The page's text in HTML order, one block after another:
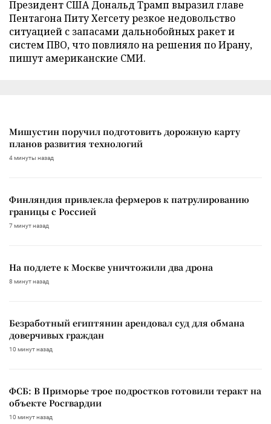
Президент США Дональд Трамп выразил главе
Пентагона Питу Хегсету резкое недовольство
ситуацией с запасами дальнобойных ракет и
систем ПВО, что повлияло на решения по Ирану,
пишут американские СМИ.
Мишустин поручил подготовить дорожную карту
планов развития технологий
4 минуты назад
Финляндия привлекла фермеров к патрулированию
границы с Россией
7 минут назад
На подлете к Москве уничтожили два дрона
8 минут назад
Безработный египтянин арендовал суд для обмана
доверчивых граждан
10 минут назад
ФСБ: В Приморье трое подростков готовили теракт на
объекте Росгвардии
10 минут назад